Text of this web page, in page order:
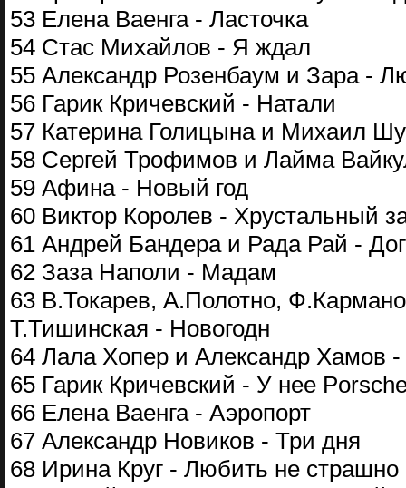
53 Елена Ваенга - Ласточка
54 Стас Михайлов - Я ждал
55 Александр Розенбаум и Зара -
56 Гарик Кричевский - Натали
57 Катерина Голицына и Михаил
58 Сергей Трофимов и Лайма
59 Афина - Новый год
60 Виктор Королев - Хрустальный
61 Андрей Бандера и Рада Рай -
62 Заза Наполи - Мадам
63 В.Токарев, А.Полотно,
Т.Тишинская - Новогодн
64 Лала Хопер и Александр Хамов
65 Гарик Кричевский - У нее
66 Елена Ваенга - Аэропорт
67 Александр Новиков - Три дня
68 Ирина Круг - Любить не страшно